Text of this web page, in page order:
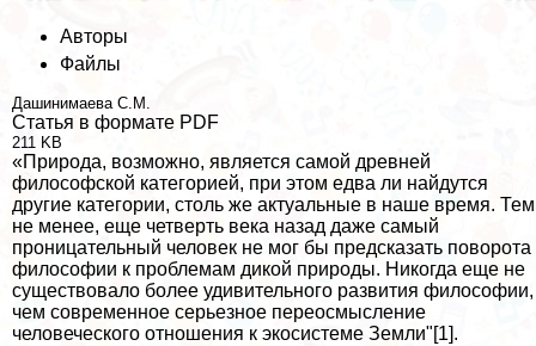
Авторы
Файлы
Дашинимаева С.М.
Статья в формате PDF
211 KB
«Природа, возможно, является самой древней
философской категорией, при этом едва ли найдутся
другие категории, столь же актуальные в наше время. Тем
не менее, еще четверть века назад даже самый
проницательный человек не мог бы предсказать поворота
философии к проблемам дикой природы. Никогда еще не
существовало более удивительного развития философии,
чем современное серьезное переосмысление
человеческого отношения к экосистеме Земли"[1].